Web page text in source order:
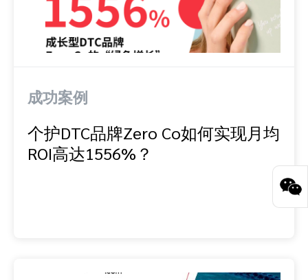
成功案例
个护DTC品牌Zero Co如何实现月均
ROI高达1556%？